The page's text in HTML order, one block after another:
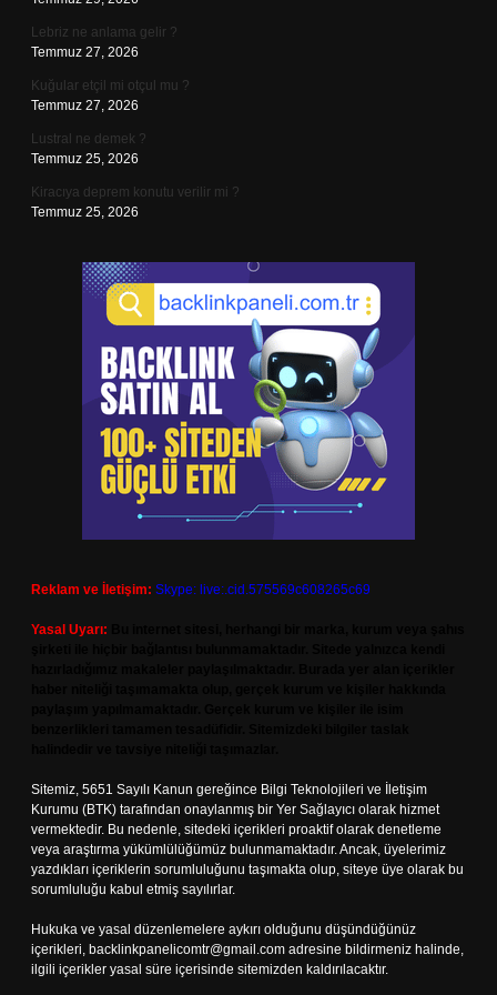
Lebriz ne anlama gelir ?
Temmuz 27, 2026
Kuğular etçil mi otçul mu ?
Temmuz 27, 2026
Lustral ne demek ?
Temmuz 25, 2026
Kiracıya deprem konutu verilir mi ?
Temmuz 25, 2026
Reklam ve İletişim: Skype: live:.cid.575569c608265c69
Yasal Uyarı:
Sitemiz, 5651 Sayılı Kanun gereğince Bilgi Teknolojileri ve İletişim
Kurumu (BTK) tarafından onaylanmış bir Yer Sağlayıcı olarak hizmet
vermektedir. Bu nedenle, sitedeki içerikleri proaktif olarak denetleme
veya araştırma yükümlülüğümüz bulunmamaktadır. Ancak, üyelerimiz
yazdıkları içeriklerin sorumluluğunu taşımakta olup, siteye üye olarak bu
sorumluluğu kabul etmiş sayılırlar.
Hukuka ve yasal düzenlemelere aykırı olduğunu düşündüğünüz
içerikleri, backlinkpanelicomtr@gmail.com adresine bildirmeniz halinde,
ilgili içerikler yasal süre içerisinde sitemizden kaldırılacaktır.